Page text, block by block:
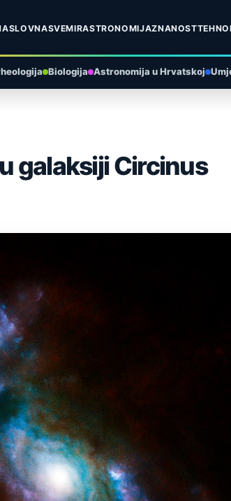
SVEMIRASTRONOMIJAZNANOST
Biologija Astronomija u Hrvatskoj
galaksiji Circinus